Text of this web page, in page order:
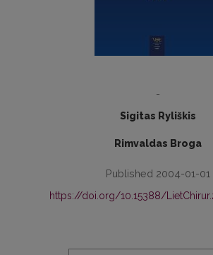
-
Sigitas Ryliškis
Rimvaldas Broga
Published 2004-01-01
https://doi.org/10.15388/